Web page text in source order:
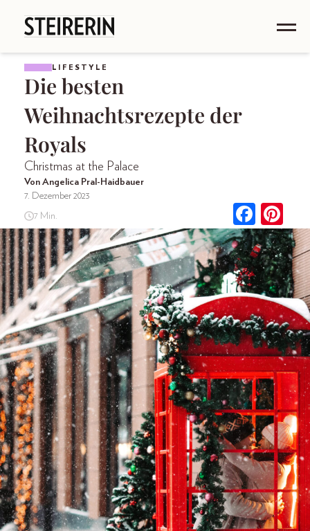
LIFESTYLE
Die besten
Weihnachtsrezepte der
Royals
Christmas at the Palace
Von Angelica Pral-Haidbauer
7. Dezember 2023
7 Min.